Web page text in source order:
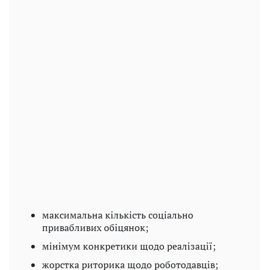
максимальна кількість соціально
привабливих обіцянок;
мінімум конкретики щодо реалізації;
жорстка риторика щодо роботодавців;